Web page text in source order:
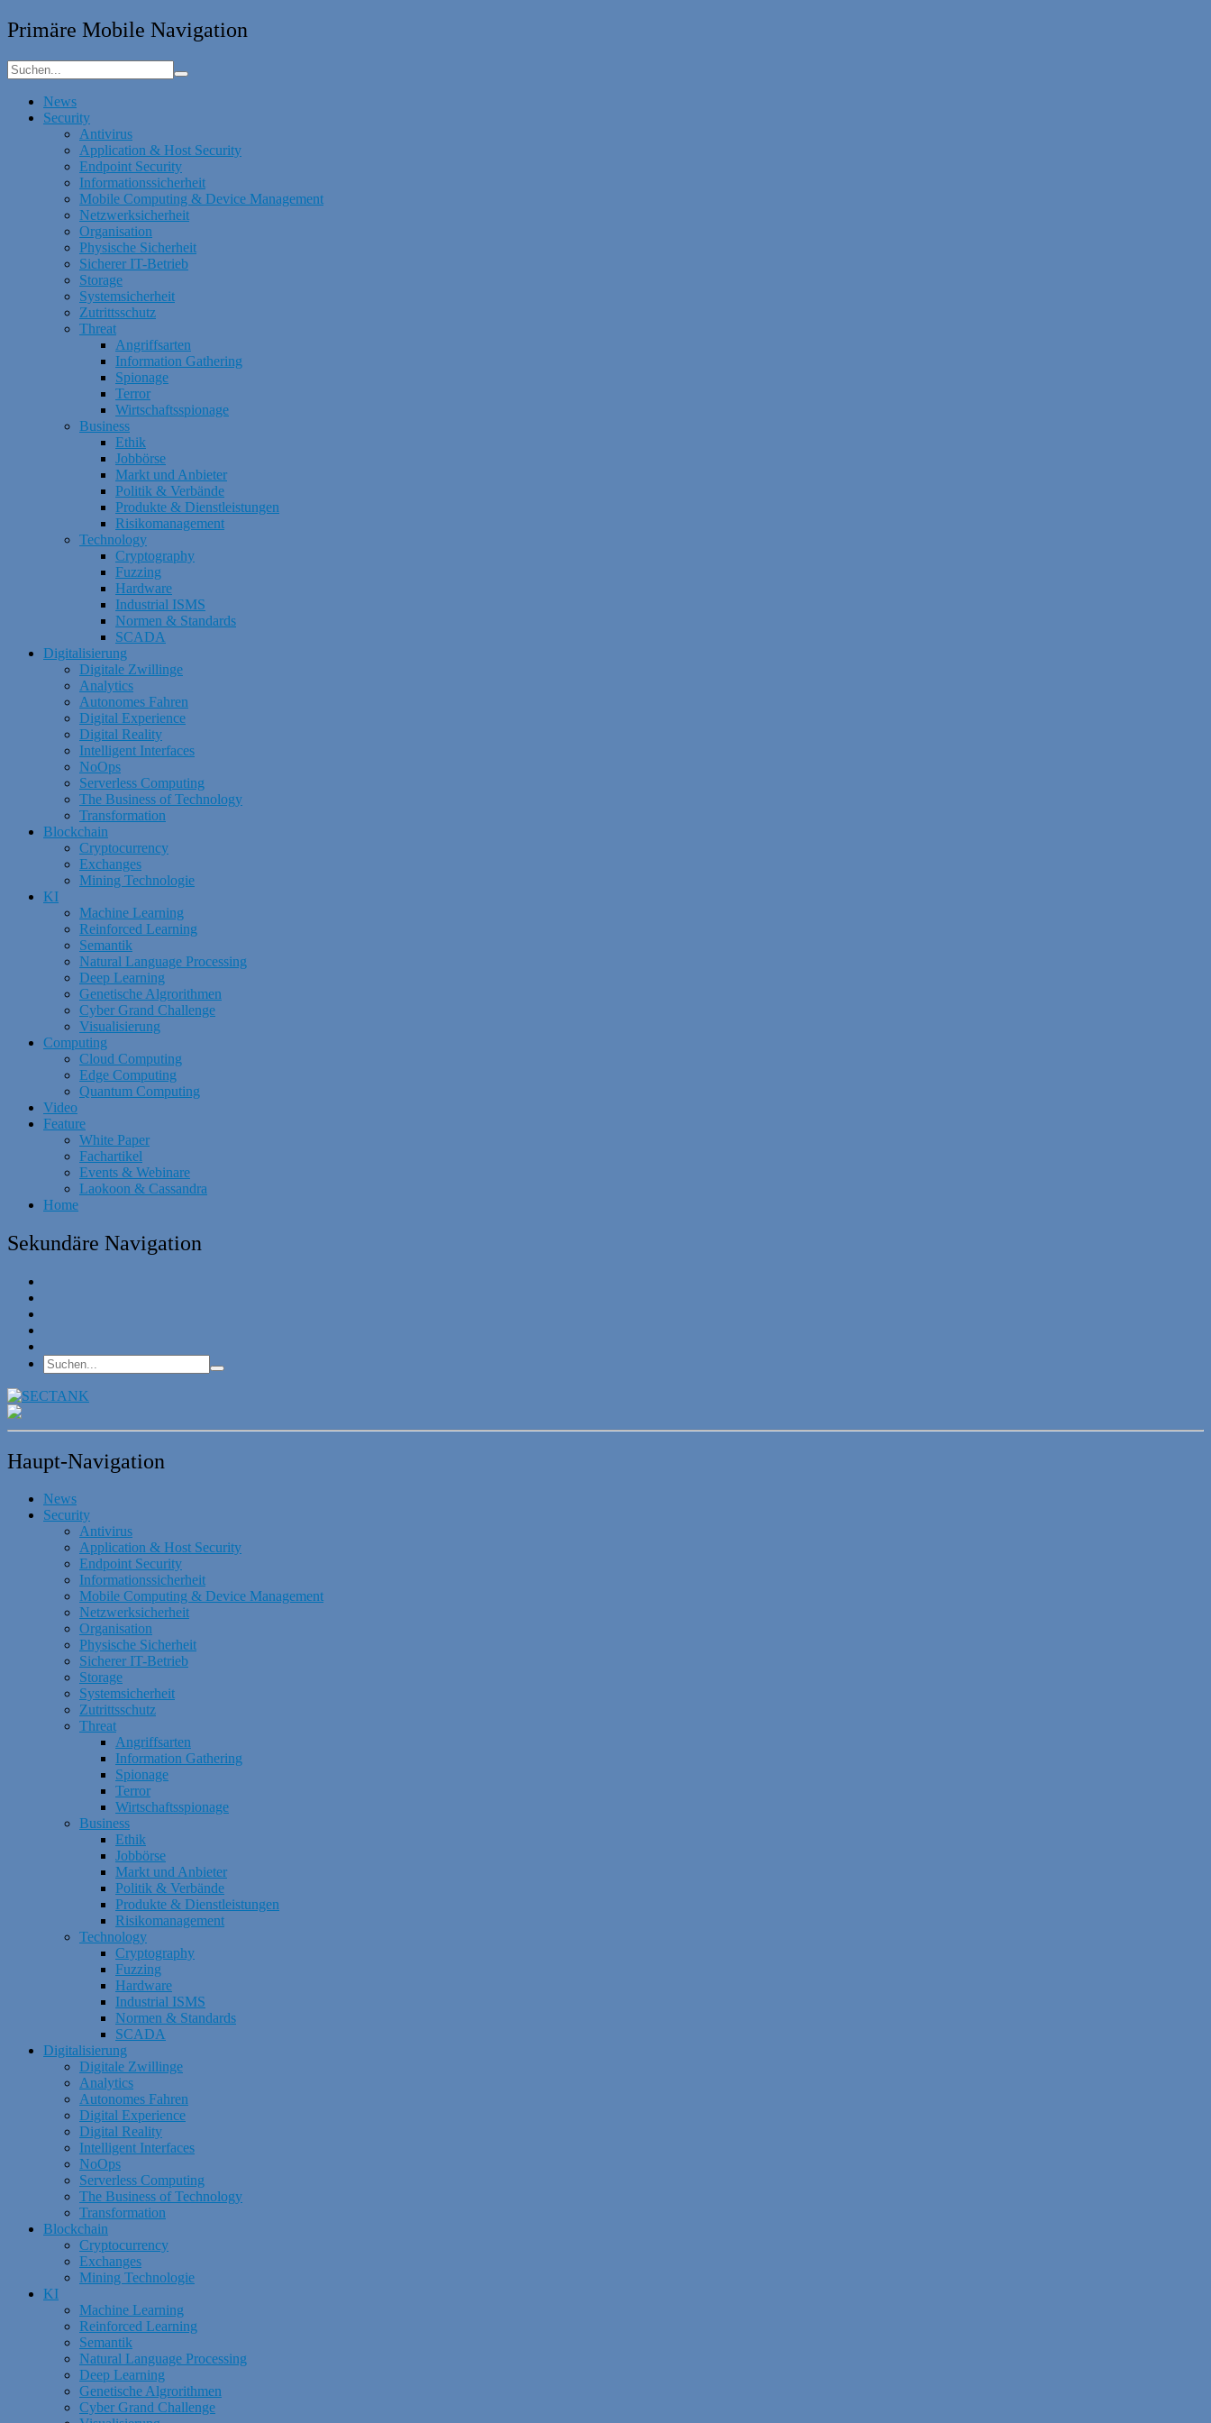
Primäre Mobile Navigation
News
Security
Antivirus
Application & Host Security
Endpoint Security
Informationssicherheit
Mobile Computing & Device Management
Netzwerksicherheit
Organisation
Physische Sicherheit
Sicherer IT-Betrieb
Storage
Systemsicherheit
Zutrittsschutz
Threat
Angriffsarten
Information Gathering
Spionage
Terror
Wirtschaftsspionage
Business
Ethik
Jobbörse
Markt und Anbieter
Politik & Verbände
Produkte & Dienstleistungen
Risikomanagement
Technology
Cryptography
Fuzzing
Hardware
Industrial ISMS
Normen & Standards
SCADA
Digitalisierung
Digitale Zwillinge
Analytics
Autonomes Fahren
Digital Experience
Digital Reality
Intelligent Interfaces
NoOps
Serverless Computing
The Business of Technology
Transformation
Blockchain
Cryptocurrency
Exchanges
Mining Technologie
KI
Machine Learning
Reinforced Learning
Semantik
Natural Language Processing
Deep Learning
Genetische Algrorithmen
Cyber Grand Challenge
Visualisierung
Computing
Cloud Computing
Edge Computing
Quantum Computing
Video
Feature
White Paper
Fachartikel
Events & Webinare
Laokoon & Cassandra
Home
Sekundäre Navigation
Haupt-Navigation
News
Security
Antivirus
Application & Host Security
Endpoint Security
Informationssicherheit
Mobile Computing & Device Management
Netzwerksicherheit
Organisation
Physische Sicherheit
Sicherer IT-Betrieb
Storage
Systemsicherheit
Zutrittsschutz
Threat
Angriffsarten
Information Gathering
Spionage
Terror
Wirtschaftsspionage
Business
Ethik
Jobbörse
Markt und Anbieter
Politik & Verbände
Produkte & Dienstleistungen
Risikomanagement
Technology
Cryptography
Fuzzing
Hardware
Industrial ISMS
Normen & Standards
SCADA
Digitalisierung
Digitale Zwillinge
Analytics
Autonomes Fahren
Digital Experience
Digital Reality
Intelligent Interfaces
NoOps
Serverless Computing
The Business of Technology
Transformation
Blockchain
Cryptocurrency
Exchanges
Mining Technologie
KI
Machine Learning
Reinforced Learning
Semantik
Natural Language Processing
Deep Learning
Genetische Algrorithmen
Cyber Grand Challenge